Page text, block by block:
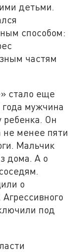
детьми.
способом:
частям
стало еще
мужчина
ребенка. Он
не менее пяти
Мальчик
дома. А о
о
под